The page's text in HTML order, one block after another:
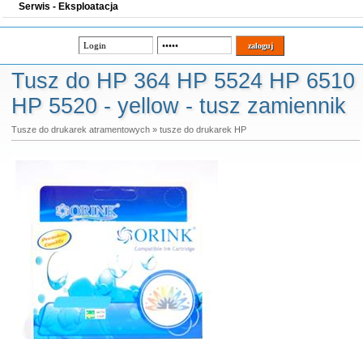
Serwis - Eksploatacja
Tusz do HP 364 HP 5524 HP 6510
HP 5520 - yellow - tusz zamiennik
Tusze do drukarek atramentowych» tusze do drukarek HP